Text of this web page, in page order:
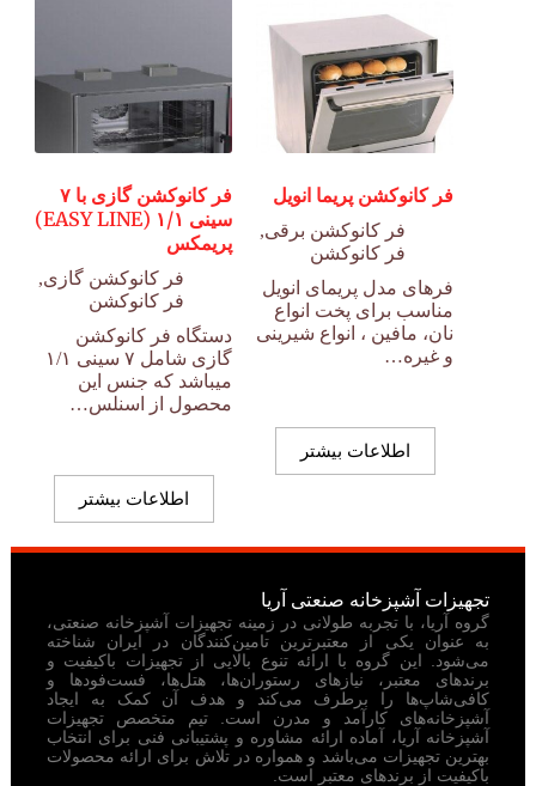
فر کانوکشن پریما انویل
فر کانوکشن برقی,
فر کانوکشن
فرهای مدل پریمای انویل
مناسب برای پخت انواع
نان، مافین ، انواع شیرینی
و غیره…
اطلاعات بیشتر
فر کانوکشن گازی با ۷
سینی ۱/۱ (EASY LINE)
پریمکس
فر کانوکشن گازی,
فر کانوکشن
دستگاه فر کانوکشن
گازی شامل ۷ سینی ۱/۱
میباشد که جنس این
محصول از اسنلس…
اطلاعات بیشتر
تجهیزات آشپزخانه صنعتی آریا
گروه آریا، با تجربه طولانی در زمینه تجهیزات آشپزخانه صنعتی،
به عنوان یکی از معتبرترین تامین‌کنندگان در ایران شناخته
می‌شود. این گروه با ارائه تنوع بالایی از تجهیزات باکیفیت و
برندهای معتبر، نیازهای رستوران‌ها، هتل‌ها، فست‌فودها و
کافی‌شاپ‌ها را برطرف می‌کند و هدف آن کمک به ایجاد
آشپزخانه‌های کارآمد و مدرن است. تیم متخصص تجهیزات
آشپزخانه آریا، آماده ارائه مشاوره و پشتیبانی فنی برای انتخاب
بهترین تجهیزات می‌باشد و همواره در تلاش برای ارائه محصولات
باکیفیت از برندهای معتبر است.